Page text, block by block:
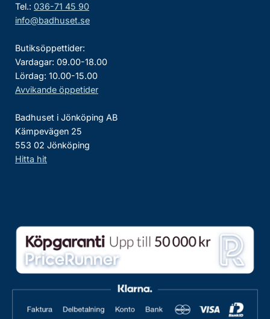
Tel.: 036-71 45 90
info@badhuset.se
Butiksöppettider:
Vardagar: 09.00-18.00
Lördag: 10.00-15.00
Avvikande öppetider
Badhuset i Jönköping AB
Kämpevägen 25
553 02 Jönköping
Hitta hit